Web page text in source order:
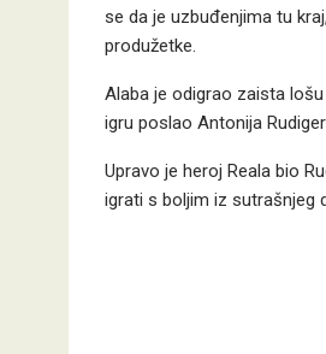
se da je uzbuđenjima tu
produžetke.
Alaba je odigrao zaista
igru poslao Antonija
Upravo je heroj Reala bio
igrati s boljim iz sutrašnjeg